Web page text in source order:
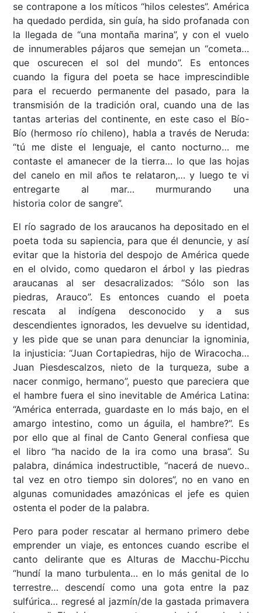
se contrapone a los míticos “hilos celestes”. América
ha quedado perdida, sin guía, ha sido profanada con
la llegada de “una montaña marina”, y con el vuelo
de innumerables pájaros que semejan un “cometa…
que oscurecen el sol del mundo”. Es entonces
cuando la figura del poeta se hace imprescindible
para el recuerdo permanente del pasado, para la
transmisión de la tradición oral, cuando una de las
tantas arterias del continente, en este caso el Bío-
Bío (hermoso río chileno), habla a través de Neruda:
“tú me diste el lenguaje, el canto nocturno… me
contaste el amanecer de la tierra… lo que las hojas
del canelo en mil años te relataron,… y luego te vi
entregarte al mar… murmurando una
historia color de sangre”.
El río sagrado de los araucanos ha depositado en el
poeta toda su sapiencia, para que él denuncie, y así
evitar que la historia del despojo de América quede
en el olvido, como quedaron el árbol y las piedras
araucanas al ser desacralizados: “Sólo son las
piedras, Arauco”. Es entonces cuando el poeta
rescata al indígena desconocido y a sus
descendientes ignorados, les devuelve su identidad,
y les pide que se unan para denunciar la ignominia,
la injusticia: “Juan Cortapiedras, hijo de Wiracocha…
Juan Piesdescalzos, nieto de la turqueza, sube a
nacer conmigo, hermano”, puesto que pareciera que
el hambre fuera el sino inevitable de América Latina:
“América enterrada, guardaste en lo más bajo, en el
amargo intestino, como un águila, el hambre?”. Es
por ello que al final de Canto General confiesa que
el libro “ha nacido de la ira como una brasa”. Su
palabra, dinámica indestructible, “nacerá de nuevo..
tal vez en otro tiempo sin dolores”, no en vano en
algunas comunidades amazónicas el jefe es quien
ostenta el poder de la palabra.
Pero para poder rescatar al hermano primero debe
emprender un viaje, es entonces cuando escribe el
canto delirante que es Alturas de Macchu-Picchu
“hundí la mano turbulenta… en lo más genital de lo
terrestre… descendí como una gota entre la paz
sulfúrica… regresé al jazmín/de la gastada primavera